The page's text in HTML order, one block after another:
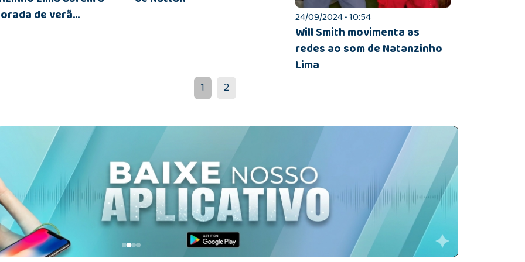
de verã...
24/09/2024 • 10:54
Will Smith movimenta as
redes ao som de Natanzinho
Lima
1 2